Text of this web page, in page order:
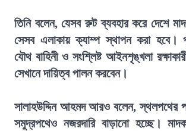
তিনি বলেন, যেসব রুট ব্যবহার করে দেশে
সেসব এলাকায় ক্যাম্প স্থাপন করা হবে।
যৌথ বাহিনী ও সংশ্লিষ্ট আইনশৃঙ্খলা
সেখানে দায়িত্ব পালন করবেন।
সালাহউদ্দিন আহমদ আরও বলেন, স্থলপথের
সমুদ্রপথেও নজরদারি বাড়ানো হচ্ছে।